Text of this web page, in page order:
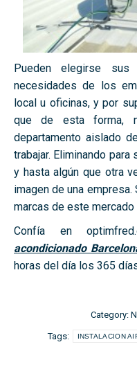
Pueden elegirse
necesidades de los
local u oficinas, y por
que de esta forma,
departamento aislado
trabajar. Eliminando
y hasta algún que otra
imagen de una
marcas de este
Confía en
acondicionado
horas del día los 365
Category:
Tags: INSTALACION